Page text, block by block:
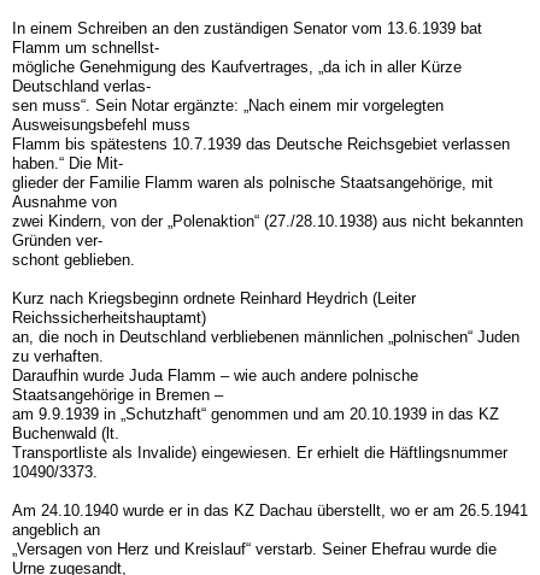
In einem Schreiben an den zuständigen Senator vom 13.6.1939 bat
Flamm um schnellst-
mögliche Genehmigung des Kaufvertrages, „da ich in aller Kürze
Deutschland verlas-
sen muss“. Sein Notar ergänzte: „Nach einem mir vorgelegten
Ausweisungsbefehl muss
Flamm bis spätestens 10.7.1939 das Deutsche Reichsgebiet verlassen
haben.“ Die Mit-
glieder der Familie Flamm waren als polnische Staatsangehörige, mit
Ausnahme von
zwei Kindern, von der „Polenaktion“ (27./28.10.1938) aus nicht bekannten
Gründen ver-
schont geblieben.
Kurz nach Kriegsbeginn ordnete Reinhard Heydrich (Leiter
Reichssicherheitshauptamt)
an, die noch in Deutschland verbliebenen männlichen „polnischen“ Juden
zu verhaften.
Daraufhin wurde Juda Flamm – wie auch andere polnische
Staatsangehörige in Bremen –
am 9.9.1939 in „Schutzhaft“ genommen und am 20.10.1939 in das KZ
Buchenwald (lt.
Transportliste als Invalide) eingewiesen. Er erhielt die Häftlingsnummer
10490/3373.
Am 24.10.1940 wurde er in das KZ Dachau überstellt, wo er am 26.5.1941
angeblich an
„Versagen von Herz und Kreislauf“ verstarb. Seiner Ehefrau wurde die
Urne zugesandt,